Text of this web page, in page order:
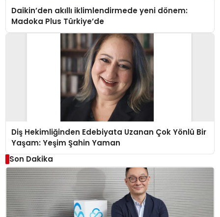
Daikin’den akıllı iklimlendirmede yeni dönem:
Madoka Plus Türkiye’de
Diş Hekimliğinden Edebiyata Uzanan Çok Yönlü Bir
Yaşam: Yeşim Şahin Yaman
Son Dakika